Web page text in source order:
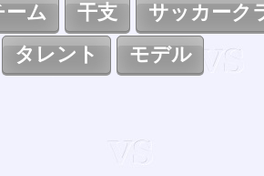
ーム 干支 サッカーク
タレント モデル